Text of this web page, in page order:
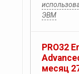
ЭВМ
PRO32
месяц